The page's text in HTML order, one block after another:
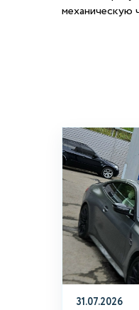
механическую
31.07.2026